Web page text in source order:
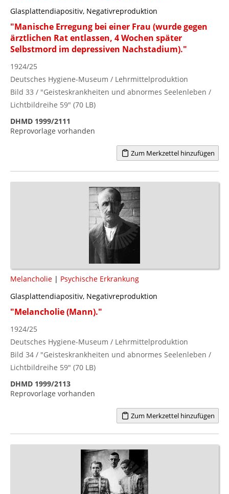
Glasplattendiapositiv, Negativreproduktion
"Manische Erregung bei einer Frau (wurde gegen
ärztlichen Rat entlassen, 4 Wochen später
Selbstmord im depressiven Nachstadium)."
1924/25
Deutsches Hygiene-Museum / Lehrmittelproduktion
Bild 33 / "Geisteskrankheiten und abnormes Seelenleben /
Lichtbildreihe 59" (70 LB)
DHMD 1999/2111
Reprovorlage vorhanden
Zum Merkzettel hinzufügen
Melancholie | Psychische Erkrankung
Glasplattendiapositiv, Negativreproduktion
"Melancholie (Mann)."
1924/25
Deutsches Hygiene-Museum / Lehrmittelproduktion
Bild 34 / "Geisteskrankheiten und abnormes Seelenleben /
Lichtbildreihe 59" (70 LB)
DHMD 1999/2113
Reprovorlage vorhanden
Zum Merkzettel hinzufügen